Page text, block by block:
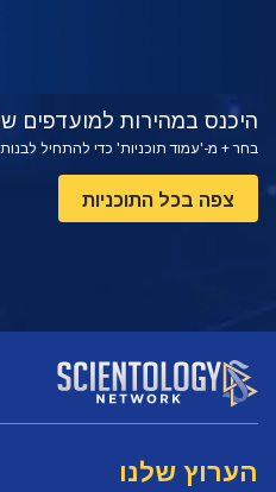
היכנס במהירות למועדפים
בחר + מ-'עמוד תוכניות' כדי להתחיל
צפה בכל התוכניות
הערוץ שלנו